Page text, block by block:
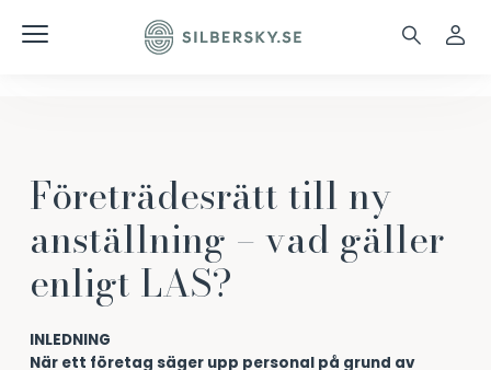
Företrädesrätt till ny
anställning – vad gäller
enligt LAS?
INLEDNING
När ett företag säger upp personal på grund av